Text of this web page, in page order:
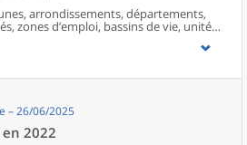
arrondissements, départements,
zones d’emploi, bassins de vie, unités
des villes de France hors Mayotte.
– 26/06/2025
2022